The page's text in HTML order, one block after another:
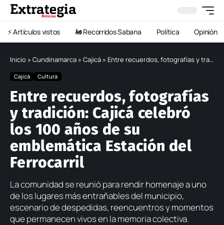
⚡️ Artículos vistos 🚂 Recorridos Sabana Política Opinión
Inicio » Cundinamarca » Cajicá » Entre recuerdos, fotografías y tradición: Cajicá celebró los 100 años de su emblemática Estación del Ferrocarril
Cajicá Cultura
Entre recuerdos, fotografías
y tradición: Cajicá celebró
los 100 años de su
emblemática Estación del
Ferrocarril
La comunidad se reunió para rendir homenaje a uno
de los lugares más entrañables del municipio,
escenario de despedidas, reencuentros y momentos
que permanecen vivos en la memoria colectiva.